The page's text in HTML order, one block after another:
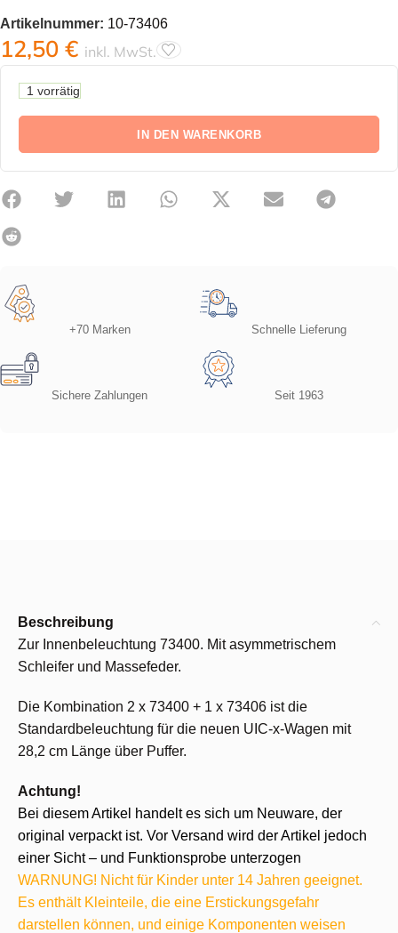
Artikelnummer: 10-73406
12,50 € inkl. MwSt.
1 vorrätig
IN DEN WARENKORB
+70 Marken Schnelle Lieferung
Sichere Zahlungen Seit 1963
Beschreibung
Zur Innenbeleuchtung 73400. Mit asymmetrischem
Schleifer und Massefeder.
Die Kombination 2 x 73400 + 1 x 73406 ist die
Standardbeleuchtung für die neuen UIC-x-Wagen mit
28,2 cm Länge über Puffer.
Achtung!
Bei diesem Artikel handelt es sich um Neuware, der
original verpackt ist. Vor Versand wird der Artikel jedoch
einer Sicht – und Funktionsprobe unterzogen
WARNUNG! Nicht für Kinder unter 14 Jahren geeignet.
Es enthält Kleinteile, die eine Erstickungsgefahr
darstellen können, und einige Komponenten weisen